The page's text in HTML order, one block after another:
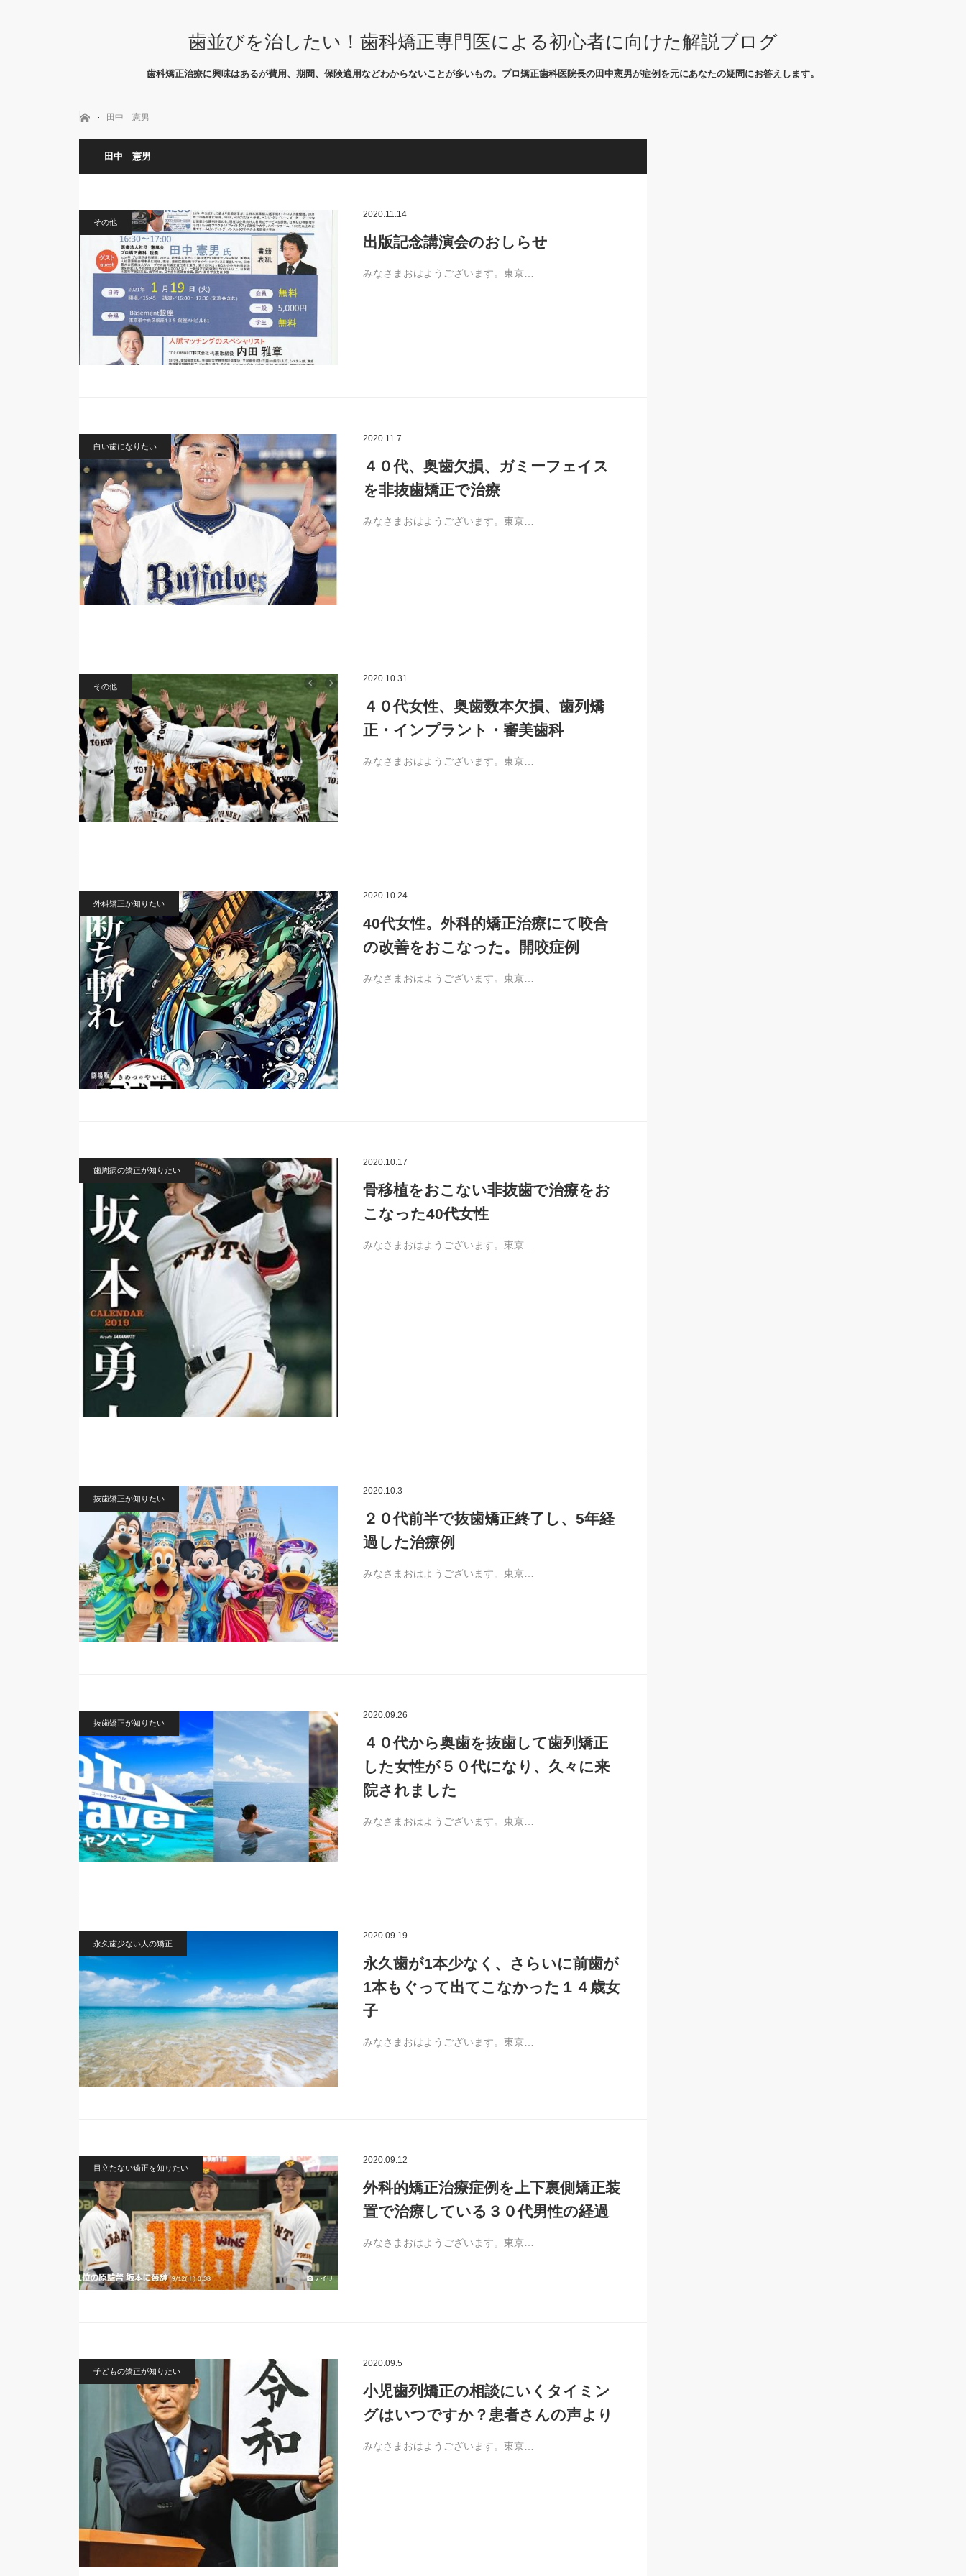
歯並びを治したい！歯科矯正専門医による初心者に向けた解説ブログ
歯科矯正治療に興味はあるが費用、期間、保険適用などわからないことが多いもの。プロ矯正歯科医院長の田中憲男が症例を元にあなたの疑問にお答えします。
ホーム田中 憲男
田中 憲男
その他
2020.11.14
出版記念講演会のおしらせ
みなさまおはようございます。東京…
白い歯になりたい
2020.11.7
４０代、奥歯欠損、ガミーフェイス
を非抜歯矯正で治療
みなさまおはようございます。東京…
その他
2020.10.31
４０代女性、奥歯数本欠損、歯列矯
正・インプラント・審美歯科
みなさまおはようございます。東京…
外科矯正が知りたい
2020.10.24
40代女性。外科的矯正治療にて咬合
の改善をおこなった。開咬症例
みなさまおはようございます。東京…
歯周病の矯正が知りたい
2020.10.17
骨移植をおこない非抜歯で治療をお
こなった40代女性
みなさまおはようございます。東京…
抜歯矯正が知りたい
2020.10.3
２０代前半で抜歯矯正終了し、5年経
過した治療例
みなさまおはようございます。東京…
抜歯矯正が知りたい
2020.09.26
４０代から奥歯を抜歯して歯列矯正
した女性が５０代になり、久々に来
院されました
みなさまおはようございます。東京…
永久歯少ない人の矯正
2020.09.19
永久歯が1本少なく、さらいに前歯が
1本もぐって出てこなかった１４歳女
子
みなさまおはようございます。東京…
目立たない矯正を知りたい
2020.09.12
外科的矯正治療症例を上下裏側矯正装
置で治療している３０代男性の経過
みなさまおはようございます。東京…
子どもの矯正が知りたい
2020.09.5
小児歯列矯正の相談にいくタイミン
グはいつですか？患者さんの声より
みなさまおはようございます。東京…